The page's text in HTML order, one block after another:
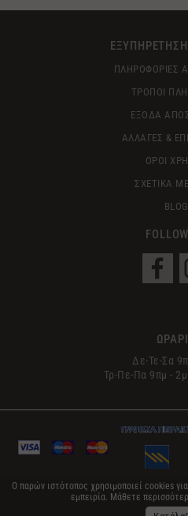
ΠΛΗΡΟΦΟΡΙΕΣ
ΤΡΟΠΟΙ
ΕΞΟΔΑ
ΑΛΛΑΓΕΣ &
ΟΡΟΙ
ΣΧΕΤΙΚΑ
BLOG
Δε-Τε-Σα
Τρ-Πε-Πα 9πμ -
© 2017 Le Sens | All
Ο παρών ιστότοπος χρησιμοποιεί cookies
εμπειρία. Μάθετε